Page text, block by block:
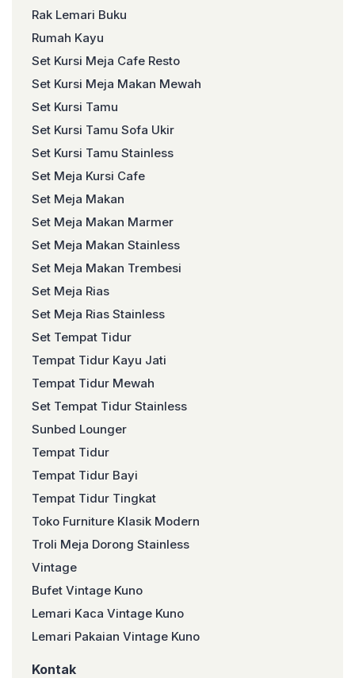
Rak Lemari Buku
Rumah Kayu
Set Kursi Meja Cafe Resto
Set Kursi Meja Makan Mewah
Set Kursi Tamu
Set Kursi Tamu Sofa Ukir
Set Kursi Tamu Stainless
Set Meja Kursi Cafe
Set Meja Makan
Set Meja Makan Marmer
Set Meja Makan Stainless
Set Meja Makan Trembesi
Set Meja Rias
Set Meja Rias Stainless
Set Tempat Tidur
Tempat Tidur Kayu Jati
Tempat Tidur Mewah
Set Tempat Tidur Stainless
Sunbed Lounger
Tempat Tidur
Tempat Tidur Bayi
Tempat Tidur Tingkat
Toko Furniture Klasik Modern
Troli Meja Dorong Stainless
Vintage
Bufet Vintage Kuno
Lemari Kaca Vintage Kuno
Lemari Pakaian Vintage Kuno
Kontak